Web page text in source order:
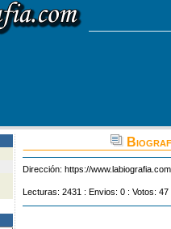
Dirección: https://
Lecturas: 2431 : Envios: 0 : Votos: